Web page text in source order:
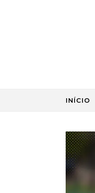
INÍCIO